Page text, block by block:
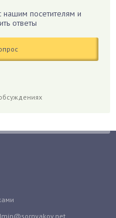
посетителям и
ответы